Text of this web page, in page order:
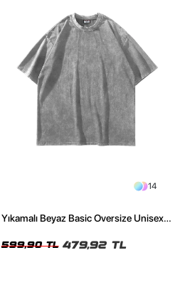
14
Yıkamalı Beyaz Basic Oversize Unisex
599,90 TL 479,92 TL